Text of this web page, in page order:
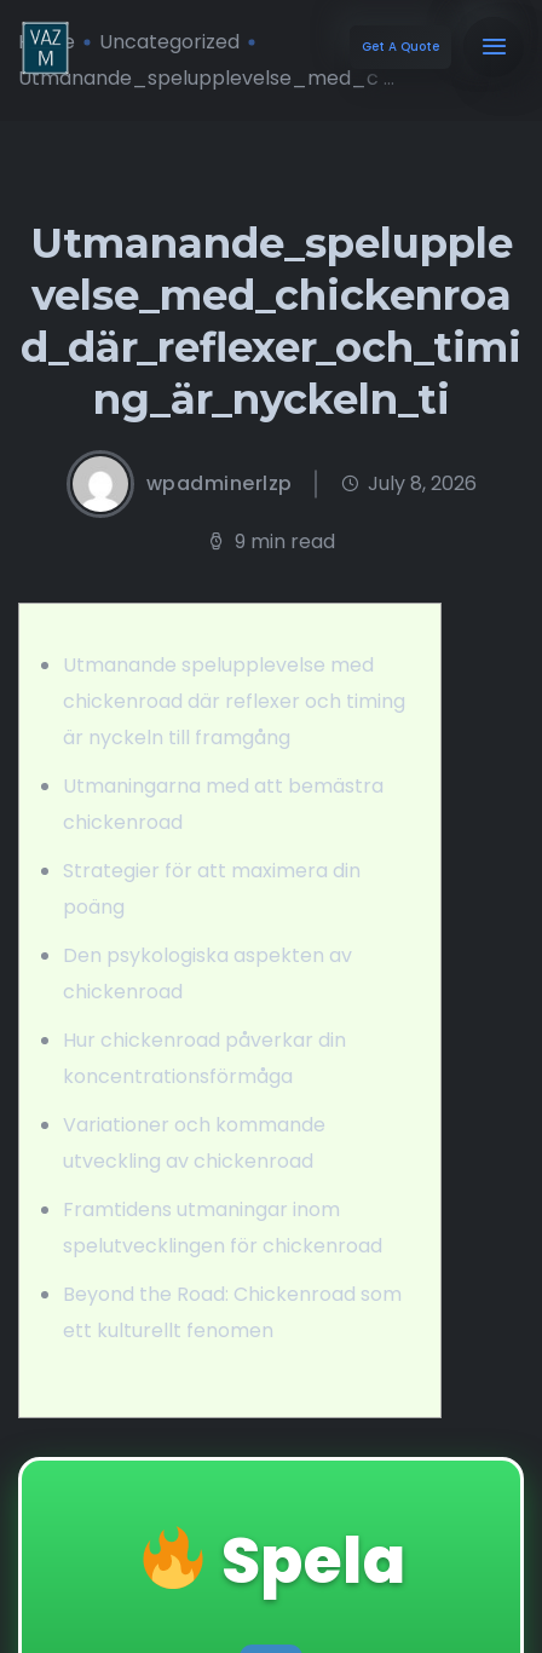
Get A Quote
Home
Uncategorized
Utmanande_spelupplevelse_med_c ...
Utmanande_spelupple
velse_med_chickenroa
d_där_reflexer_och_timi
ng_är_nyckeln_ti
wpadminerlzp July 8, 2026
9 min read
Utmanande spelupplevelse med
chickenroad där reflexer och timing
är nyckeln till framgång
Utmaningarna med att bemästra
chickenroad
Strategier för att maximera din
poäng
Den psykologiska aspekten av
chickenroad
Hur chickenroad påverkar din
koncentrationsförmåga
Variationer och kommande
utveckling av chickenroad
Framtidens utmaningar inom
spelutvecklingen för chickenroad
Beyond the Road: Chickenroad som
ett kulturellt fenomen
Spela